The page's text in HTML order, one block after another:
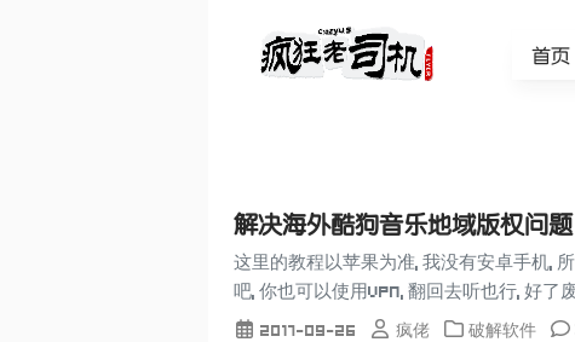
首页
解决海外酷狗音乐地域版权问题
这里的教程以苹果为准, 我没有安卓手机,
吧, 你也可以使用vpn, 翻回去听也行, 好了
2017-09-26 疯佬 破解软件